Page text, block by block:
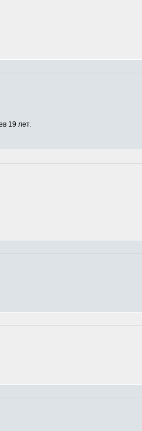
19 лет.